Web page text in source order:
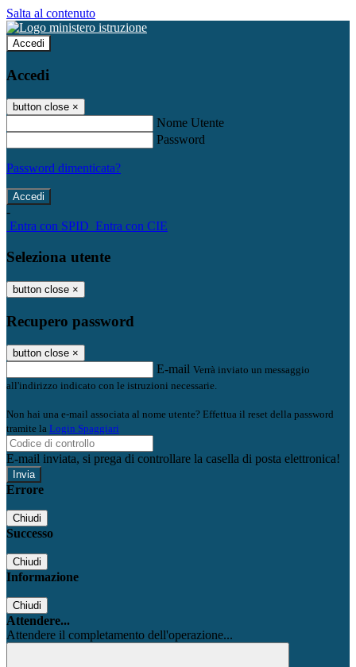
Salta al contenuto
Accedi
Accedi
button close ×
Nome Utente
Password
Password dimenticata?
-
Entra con SPID Entra con CIE
Seleziona utente
button close ×
Recupero password
button close ×
E-mail Verrà inviato un messaggio
all'indirizzo indicato con le istruzioni necessarie.
Non hai una e-mail associata al nome utente? Effettua il reset della password
tramite la Login Spaggiari
E-mail inviata, si prega di controllare la casella di posta elettronica!
Errore
Chiudi
Successo
Chiudi
Informazione
Chiudi
Attendere...
Attendere il completamento dell'operazione...